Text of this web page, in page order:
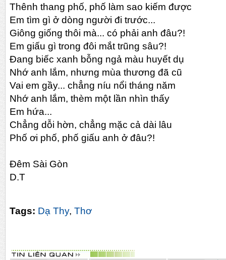
Thênh thang phố, phố làm sao kiếm được
Em tìm gì ở dòng người đi trước...
Giông giống thôi mà... có phải anh đâu?!
Em giấu gì trong đôi mắt trũng sâu?!
Đang biếc xanh bỗng ngả màu huyết dụ
Nhớ anh lắm, nhưng mùa thương đã cũ
Vai em gầy... chẳng níu nổi tháng năm
Nhớ anh lắm, thèm một lần nhìn thấy
Em hứa...
Chẳng dỗi hờn, chẳng mặc cả dài lâu
Phố ơi phố, phố giấu anh ở đâu?!
Đêm Sài Gòn
D.T
Tags: Dạ Thy, Thơ